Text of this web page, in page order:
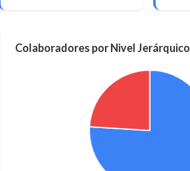
Colaboradores por Nivel Jerárquico